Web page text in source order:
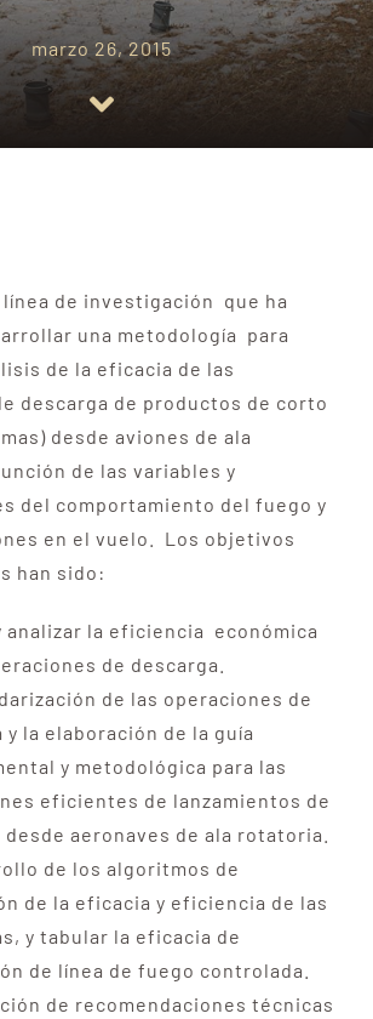
marzo 26, 2015
de investigación que ha
una metodología para
de la eficacia de las
descarga de productos de corto
desde aviones de ala
de las variables y
del comportamiento del fuego y
en el vuelo. Los objetivos
han sido:
analizar la eficiencia económica
de descarga.
de las operaciones de
y la elaboración de la guía
y metodológica para las
eficientes de lanzamientos de
desde aeronaves de ala rotatoria.
de los algoritmos de
de la eficacia y eficiencia de las
y tabular la eficacia de
de línea de fuego controlada.
de recomendaciones técnicas